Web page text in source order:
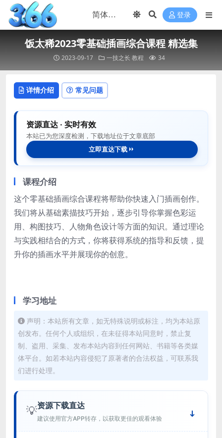
登录
饭太稀2023零基础插画综合课程 精选集
2023-09-17 一技之长 教程 34
详情介绍 常见问题
资源直达 · 实时有效
本站已为您深度检测，下载地址位于文章底部
立即直达下载
课程介绍
这个零基础插画综合课程将帮助你快速入门插画创作。
我们将从基础素描技巧开始，逐步引导你掌握色彩运
用、构图技巧、人物角色设计等方面的知识。通过理论
与实践相结合的方式，你将获得系统的指导和反馈，提
升你的插画水平并展现你的创意。
学习地址
声明：本站所有文章，如无特殊说明或标注，均为本站原
创发布。任何个人或组织，在未征得本站同意时，禁止复
制、盗用、采集、发布本站内容到任何网站、书籍等各类媒
体平台。如若本站内容侵犯了原著者的合法权益，可联系我
们进行处理。
💡资源下载直达
建议使用官方APP转存，以获取更佳的观看体验